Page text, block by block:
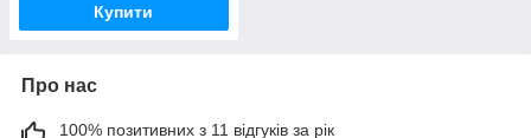
Купити
Про нас
100% позитивних з 11 відгуків за рік